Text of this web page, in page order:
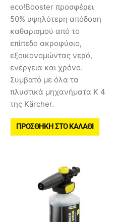
eco!Booster προσφέρει
50% υψηλότερη απόδοση
καθαρισμού από το
επίπεδο ακροφύσιο,
εξοικονομώντας νερό,
ενέργεια και χρόνο.
Συμβατό με όλα τα
πλυστικά μηχανήματα Κ 4
της Kärcher.
ΠΡΟΣΘΉΚΗ ΣΤΟ ΚΑΛΆΘΙ